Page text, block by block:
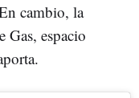
cambio, la
espacio